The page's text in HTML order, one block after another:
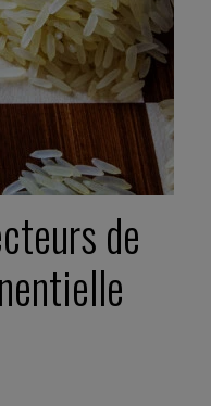
de